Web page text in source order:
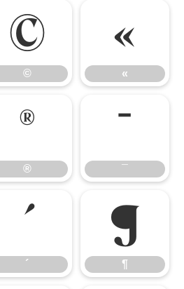
©
©
«
«
®
®
¯
¯
´
´
¶
¶